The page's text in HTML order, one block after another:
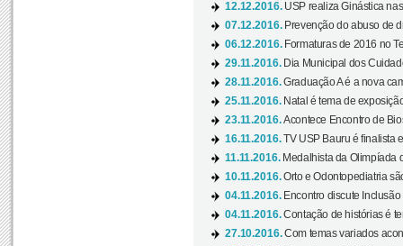
12.12.2016. USP realiza Ginástica
07.12.2016. Prevenção do abuso de
06.12.2016. Formaturas de 2016 no
29.11.2016. Dia Municipal dos
28.11.2016.Graduação A é a nova
25.11.2016. Natal é tema de
23.11.2016.Acontece Encontro de
16.11.2016.TV USP Bauru é finalista
11.11.2016. Medalhista da Olimpíada
10.11.2016.Orto e Odontopediatria
04.11.2016. Encontro discute
04.11.2016.Contação de histórias é
27.10.2016.Com temas variados